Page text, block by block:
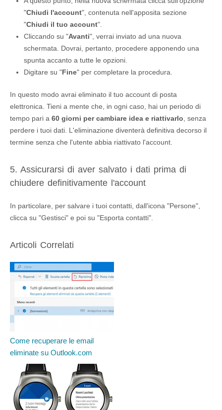
"Chiudi l'account", contenuta nell'apposita sezione
"Chiudi il tuo account".
Cliccando su "Avanti", verrai inviato ad una nuova
schermata. Dovrai, pertanto, procedere apponendo una
spunta accanto a tutte le opzioni.
Digitare su "Fine" per completare la procedura.
In questo modo avrai eliminato il tuo account di posta
elettronica. Tieni a mente che, in ogni caso, hai un periodo di
tempo pari a 60 giorni per cambiare idea e riattivarlo , senza
perdere i tuoi dati. L'eliminazione diventerà definitiva decorso il
termine senza che l'utente abbia riattivato l'account.
5. Assicurarsi di aver salvato i dati prima di
chiudere definitivamente l'account
In particolare, per salvare i tuoi contatti, dall'icona "Persone",
clicca su "Gestisci" e poi su "Esporta contatti".
Articoli Correlati
Come recuperare le email
eliminate su Outlook.com